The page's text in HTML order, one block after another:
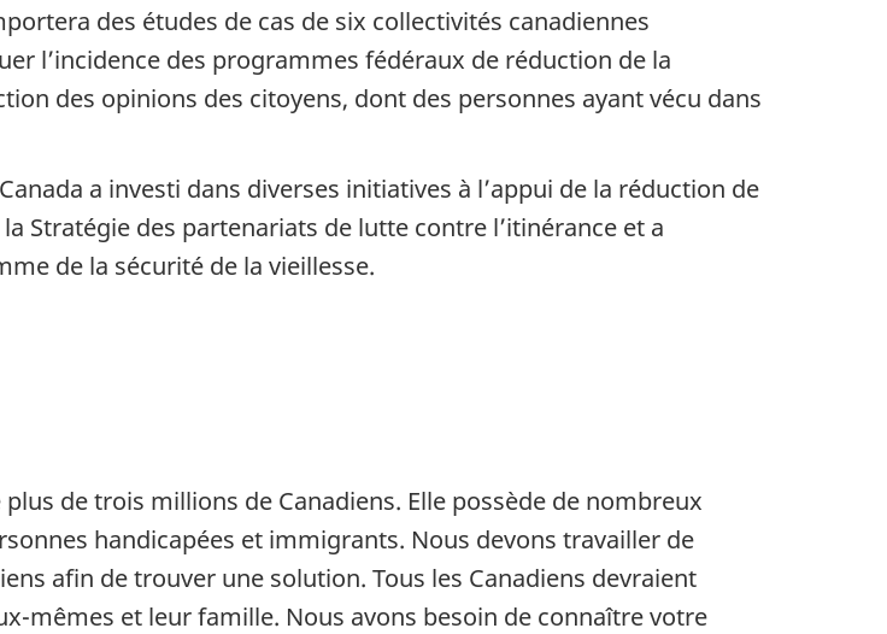
des études de cas de six collectivités canadiennes
l’incidence des programmes fédéraux de réduction de la
des opinions des citoyens, dont des personnes ayant vécu dans
a investi dans diverses initiatives à l’appui de la réduction de
Stratégie des partenariats de lutte contre l’itinérance et a
de la sécurité de la vieillesse.
de trois millions de Canadiens. Elle possède de nombreux
handicapées et immigrants. Nous devons travailler de
afin de trouver une solution. Tous les Canadiens devraient
mêmes et leur famille. Nous avons besoin de connaître votre